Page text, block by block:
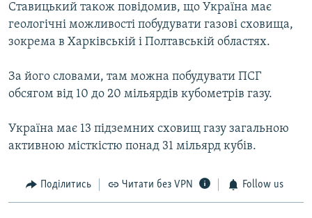
Ставицький також повідомив, що Україна має
геологічні можливості побудувати газові сховища,
зокрема в Харківській і Полтавській областях.
За його словами, там можна побудувати ПСГ
обсягом від 10 до 20 мільярдів кубометрів газу.
Україна має 13 підземних сховищ газу загальною
активною місткістю понад 31 мільярд кубів.
Поділитись Читати без VPN Follow us